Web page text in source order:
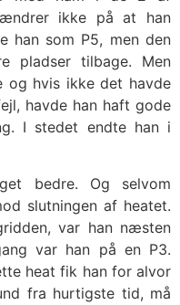
ikke på at han
han som P5, men den
pladser tilbage. Men
hvis ikke det havde
havde han haft gode
I stedet endte han i
bedre. Og selvom
slutningen af heatet.
var han næsten
var han på en P3.
heat fik han for alvor
fra hurtigste tid, må